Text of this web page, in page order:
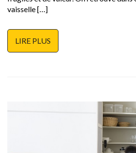
vaisselle […]
LIRE PLUS